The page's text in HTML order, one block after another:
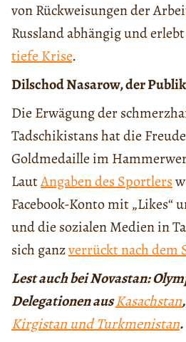
von Rückweisungen der
Russland abhängig und
tiefe Krise.
Dilschod Nasarow, der
Die Erwägung der
Tadschikistans hat die
Goldmedaille im
LautAngaben des Sportlers
Facebook-Konto mit „Likes“
und die sozialen Medien in
sich ganzverrückt nach dem
Lest auch bei Novastan:
Delegationen ausKasachstan,
Kirgistan und Turkmenistan.